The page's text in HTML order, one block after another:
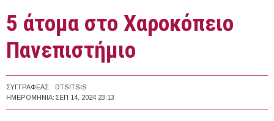
5 άτομα στο Χαροκόπειο
Πανεπιστήμιο
ΣΥΓΓΡΑΦΈΑΣ:
DTSITSIS
ΗΜΕΡΟΜΗΝΊΑ: ΣΕΠ 14, 2024 23:13